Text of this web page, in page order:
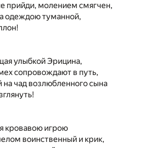
прийди, молением смягчен,
одеждою туманной,
улыбкой Эрицина,
сопровождают в путь,
на чад возлюбленного сына
кровавою игрою
воинственный и крик,